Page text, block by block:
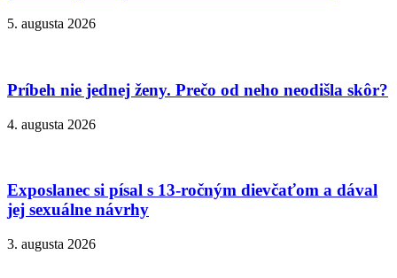
5. augusta 2026
Príbeh nie jednej ženy. Prečo od neho neodišla skôr?
4. augusta 2026
Exposlanec si písal s 13-ročným dievčaťom a dával
jej sexuálne návrhy
3. augusta 2026